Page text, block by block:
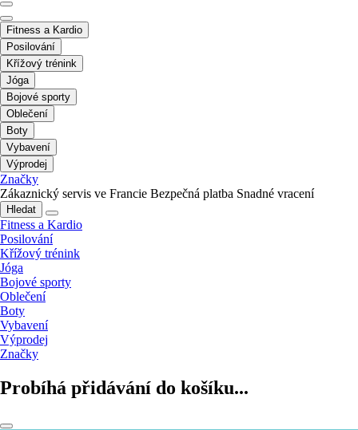
Fitness a Kardio
Posilování
Křížový trénink
Jóga
Bojové sporty
Oblečení
Boty
Vybavení
Výprodej
Značky
Zákaznický servis ve Francie Bezpečná platba Snadné vracení
Hledat
Fitness a Kardio
Posilování
Křížový trénink
Jóga
Bojové sporty
Oblečení
Boty
Vybavení
Výprodej
Značky
Probíhá přidávání do košíku...